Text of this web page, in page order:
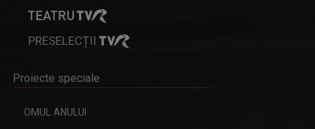
PRESELECȚII
Proiecte speciale
OMUL ANULUI